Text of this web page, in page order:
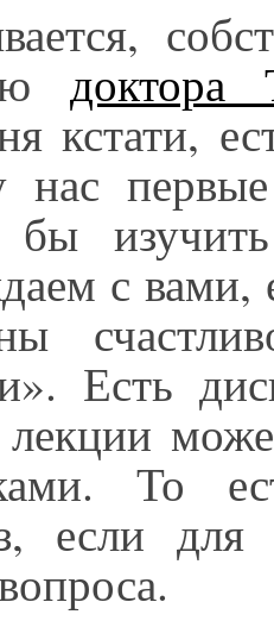
доктора
кстати,
первые
бы
с вами,
Есть
То
если для